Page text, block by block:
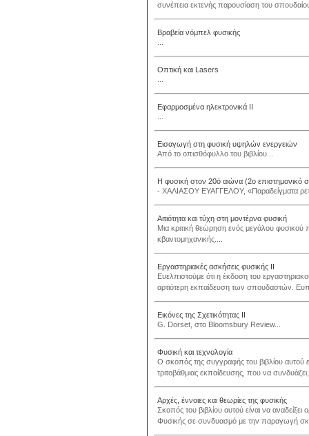
συνέπεια εκτενής παρουσίαση του
Βραβεία νόμπελ φυσικής
Οπτική και Lasers
Εφαρμοσμένα ηλεκτρονικά II
Εισαγωγή στη φυσική υψηλών ενεργειών
Από το οπισθόφυλλο του βιβλίου...
Η φυσική στον 20ό αιώνα (2ο επιστημονικό
- ΧΑΛΙΑΣΟΥ ΕΥΑΓΓΕΛΟΥ, «Παραδείγματα
Αιτιότητα και τύχη στη μοντέρνα φυσική
Μια κριτική θεώρηση ενός μεγάλου φυσικού
κβαντομηχανικής....
Εργαστηριακές ασκήσεις φυσικής ΙΙ
Ευελπιστούμε ότι η έκδοση του
αρτιότερη εκπαίδευση των σπουδαστών.
Εικόνες της Σχετικότητας ΙΙ
G. Dorset, στο Bloomsbury Review...
Φυσική και τεχνολογία
Ο σκοπός της συγγραφής του βιβλίου αυτού
τριτοβάθμιας εκπαίδευσης, που να
Αρχές, έννοιες και θεωρίες της φυσικής
Σκοπός του βιβλίου αυτού είναι να
Φυσικής σε συνδυασμό με την παραγωγή